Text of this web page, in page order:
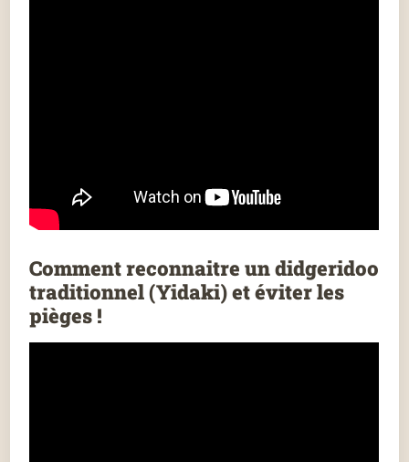
Comment reconnaitre un didgeridoo
traditionnel (Yidaki) et éviter les
pièges !